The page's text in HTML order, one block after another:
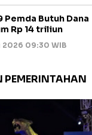
Pemda Butuh Dana
Rp 14 triliun
2026 09:30 WIB
PEMERINTAHAN